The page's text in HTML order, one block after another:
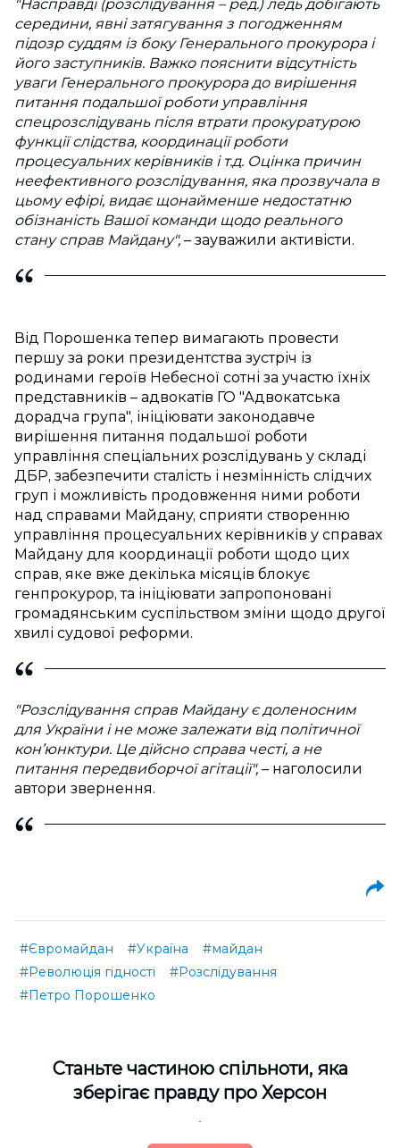
"Насправді (розслідування – ред.) ледь добігають
середини, явні затягування з погодженням
підозр суддям із боку Генерального прокурора і
його заступників. Важко пояснити відсутність
уваги Генерального прокурора до вирішення
питання подальшої роботи управління
спецрозслідувань після втрати прокуратурою
функції слідства, координації роботи
процесуальних керівників і т.д. Оцінка причин
неефективного розслідування, яка прозвучала в
цьому ефірі, видає щонайменше недостатню
обізнаність Вашої команди щодо реального
стану справ Майдану", – зауважили активісти.
Від Порошенка тепер вимагають провести
першу за роки президентства зустріч із
родинами героїв Небесної сотні за участю їхніх
представників – адвокатів ГО "Адвокатська
дорадча група", ініціювати законодавче
вирішення питання подальшої роботи
управління спеціальних розслідувань у складі
ДБР, забезпечити сталість і незмінність слідчих
груп і можливість продовження ними роботи
над справами Майдану, сприяти створенню
управління процесуальних керівників у справах
Майдану для координації роботи щодо цих
справ, яке вже декілька місяців блокує
генпрокурор, та ініціювати запропоновані
громадянським суспільством зміни щодо другої
хвилі судової реформи.
"Розслідування справ Майдану є доленосним
для України і не може залежати від політичної
кон’юнктури. Це дійсно справа честі, а не
питання передвиборчої агітації", – наголосили
автори звернення.
#Євромайдан #Україна
#майдан
#Революція гідності
#Розслідування
#Петро Порошенко
Cтаньте частиною спільноти, яка
зберігає правду про Херсон